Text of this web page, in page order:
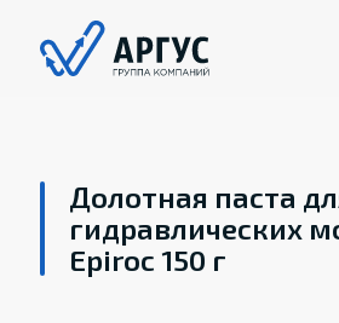
Долотная паста
гидравлических
Epiroc 150 г